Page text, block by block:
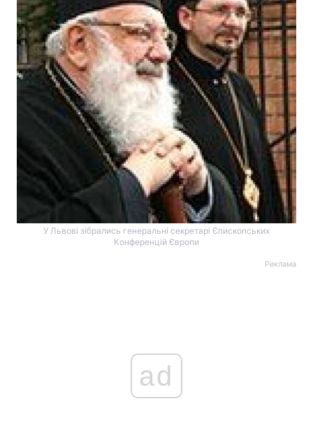
У Львові зібрались генеральні секретарі Єпископських
Конференцій Європи
Реклама
ad